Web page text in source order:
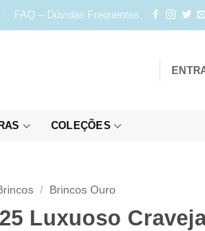
FAQ – Dúvidas Frequentes
COLEÇÕES
/ Brincos Ouro
Luxuoso